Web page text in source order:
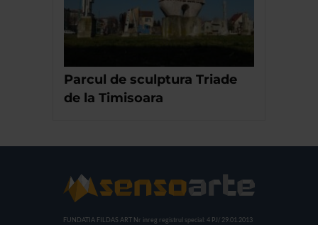
Parcul de sculptura Triade
de la Timisoara
FUNDATIA FILDAS ART Nr inreg registrul special: 4 PJ/ 29.01.2013